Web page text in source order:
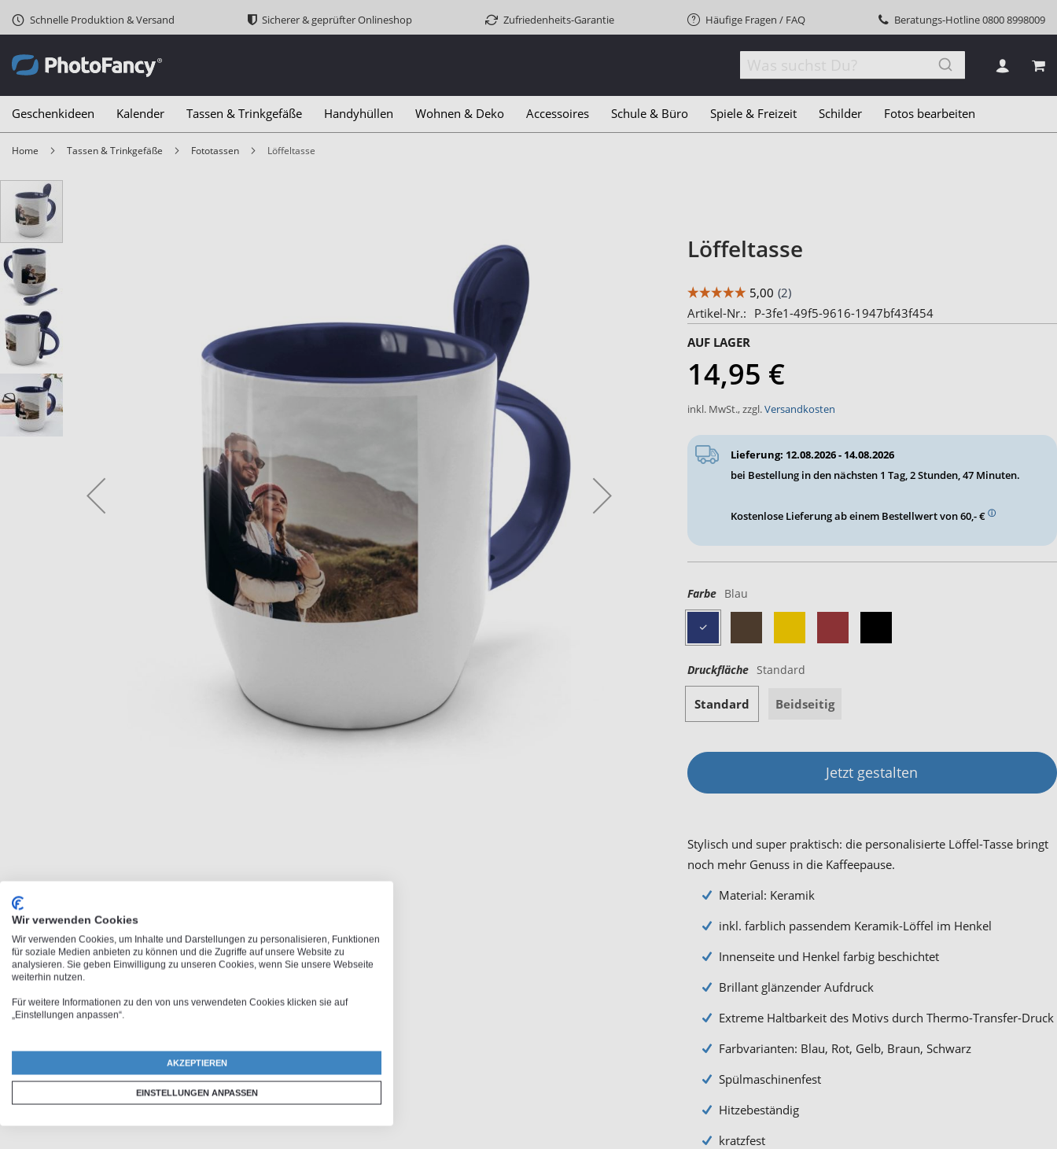
Schnelle Produktion & Versand Sicherer & geprüfter Onlineshop Zufriedenheits-Garantie Häufige Fragen / FAQ Beratungs-Hotline0800 8998009
Geschenkideen Kalender Tassen & Trinkgefäße Handyhüllen Wohnen & Deko Accessoires Schule & Büro Spiele & Freizeit Schilder Fotos bearbeiten
Home Tassen & Trinkgefäße Fototassen Löffeltasse
Löffeltasse
Artikel-Nr.
P-3fe1-49f5-9616-1947bf43f454
AUF LAGER
14,95 €
inkl. MwSt.,zzgl.Versandkosten
Lieferung: 12.08.2026 - 14.08.2026
bei Bestellung in den nächsten 1 Tag, 2 Stunden, 47 Minuten.
Kostenlose Lieferung ab einem Bestellwert von 60,- € ⓘ
Farbe Blau
Druckfläche Standard
Standard Beidseitig
Jetzt gestalten
Stylisch und super praktisch: die personalisierte Löffel-Tasse bringt
noch mehr Genuss in die Kaffeepause.
Material: Keramik
inkl. farblich passendem Keramik-Löffel im Henkel
Innenseite und Henkel farbig beschichtet
Brillant glänzender Aufdruck
Extreme Haltbarkeit des Motivs durch Thermo-Transfer-Druck
Farbvarianten: Blau, Rot, Gelb, Braun, Schwarz
Spülmaschinenfest
Hitzebeständig
kratzfest
Zum
Ende
Bildergalerie
springen
Bildergalerie
springen
Wir verwenden Cookies
Wir verwenden Cookies, um Inhalte und Darstellungen zu personalisieren, Funktionen
für soziale Medien anbieten zu können und die Zugriffe auf unsere Website zu
analysieren. Sie geben Einwilligung zu unseren Cookies, wenn Sie unsere Webseite
weiterhin nutzen.
Für weitere Informationen zu den von uns verwendeten Cookies klicken sie auf
„Einstellungen anpassen“.
AKZEPTIEREN
EINSTELLUNGEN ANPASSEN